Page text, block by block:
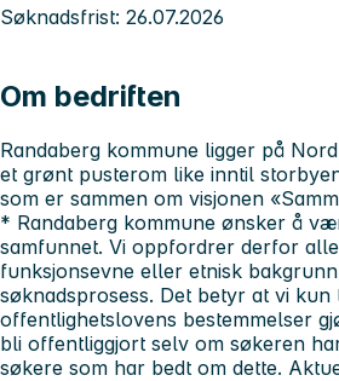
Søknadsfrist: 26.07.2026
Om bedriften
Randaberg kommune ligger på
et grønt pusterom like inntil
som er sammen om visjonen
* Randaberg kommune ønsker å
samfunnet. Vi oppfordrer derfor
funksjonsevne eller etnisk
søknadsprosess. Det betyr at vi
offentlighetslovens bestemmelser
bli offentliggjort selv om søkeren
søkere som har bedt om dette.